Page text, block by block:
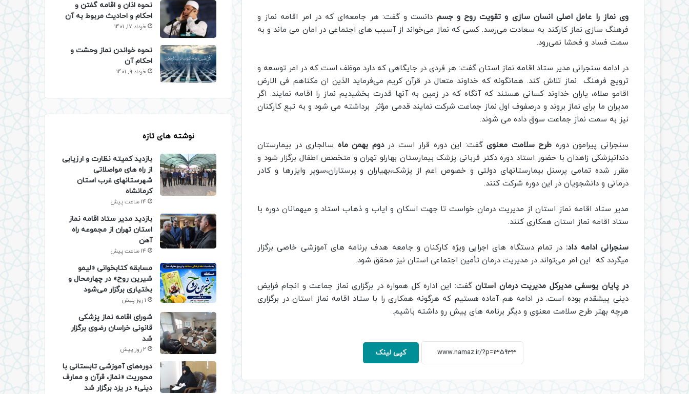
وی نماز را عامل اصلی انسان سازی و تقویت روح و جسم دانست و گفت: هر جامعه‌ای که در امر اقامه نماز و
فرهنگ‌ سازی نماز کارکند به سعادت می‌رسد. کسی که نماز می‌خواند از آسیب های اجتماعی در امان می ماند و به
سمت فساد و فحشا نمی‌رود.
در ادامه سنجرانی مدیر ستاد اقامه نماز استان گفت: هر فردی در جایگاهی که دارد موظف است که در امر توسعه و
ترویج فرهنگ نماز تلاش کند. همانگونه که خداوند متعال در قرآن کریم می‌فرماید الذین ان مکناهم فی الارض
اقامو صلاه، یاران خداوند کسانی هستند که آنگاه که در زمین به آنها قدرت بخشیدیم نماز را اقامه نمایند. اگر
مدیران ما برای نماز بروند و درصفوف اول نماز جماعت شرکت نمایند قدمی مؤثر برداشته می شود و به تبع کارکنان
نیز به سمت نماز جماعت سوق داده می شوند.
سنجرانی پیرامون دوره طرح سلامت معنویگفت: این دوره قرار است دردوم بهمن ماه سالجاری در بیمارستان
دندانپزشکی زاهدان با حضور استاد دوره دکتر قربانی پزشک بیمارستان بهارلو تهران و متخصص اطفال برگزار شود و
مقرر شده تمامی پرسنل بیمارستانهای دولتی و خصوص اعم از پزشک،بهیاران و پرستاران،سوپر وایزرها و کادر
درمانی و دانشجویان در این دوره شرکت کنند.
مدیر ستاد اقامه نماز استان از مدیریت درمان خواست تا جهت اسکان و ایاب و ذهاب استاد و میهمانان دوره با
ستاد اقامه نماز استان همکاری کنند.
سنجرانی ادامه داد:در تمام دستگاه های اجرایی ویژه کارکنان و جامعه هدف برنامه های آموزشی خاصی برگزار
میگردد که این امر می‌تواند در مدیریت درمان تأمین اجتماعی استان نیز محقق شود.
در پایان یوسفی مدیرکل مدیریت درمان استانگفت: این اداره کل همواره در برگزاری نماز جماعت و انجام فرایض
دینی پیشقدم بوده است. در ادامه هم آماده هستیم که هرگونه همکاری را با ستاد اقامه نماز استان در برگزاری
هرچه بهتر طرح سلامت معنوی و دیگر برنامه های پیش رو داشته باشیم.
کپی لینک
نحوه اذان و اقامه گفتن و
احکام و احادیث مربوط به آن
خرداد 17, 1401
نحوه خواندن نماز وحشت و
احکام آن
خرداد 9, 1401
نوشته های تازه
بازدید کمیته نظارت و ارزیابی
از راه های مواصلاتی
شهرستانهای غرب استان
کرمانشاه
14 ساعت پیش
بازدید مدیر ستاد اقامه نماز
استان تهران از مجموعه راه
آهن
14 ساعت پیش
مسابقه کتابخوانی «لیمو
شیرین روح» در چهارمحال و
بختیاری برگزار می‌شود
1 روز پیش
شورای اقامه نماز پزشکی
قانونی خراسان رضوی برگزار
شد
2 روز پیش
دوره‌های آموزشی تابستانی با
محوریت «نماز، قرآن و معارف
دینی» در یزد برگزار شد